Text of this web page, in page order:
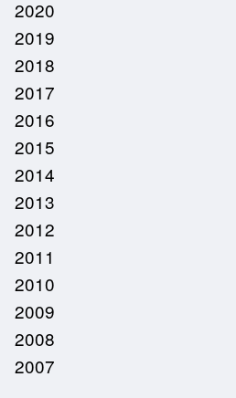
2020
2019
2018
2017
2016
2015
2014
2013
2012
2011
2010
2009
2008
2007